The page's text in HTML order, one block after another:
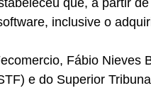
que, a partir
inclusive o
Fábio Nieves
e do Superior